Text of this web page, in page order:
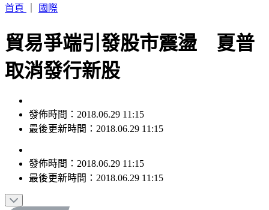
首頁
國際
貿易爭端引發股市震盪 夏普
取消發行新股
發佈時間：2018.06.29 11:15
最後更新時間：2018.06.29 11:15
發佈時間： 2018.06.29 11:15
最後更新時間： 2018.06.29 11:15